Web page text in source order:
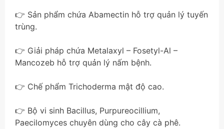
👉 Sản phẩm chứa Abamectin hỗ trợ quản lý tuyến
trùng.
👉 Giải pháp chứa Metalaxyl – Fosetyl-Al –
Mancozeb hỗ trợ quản lý nấm bệnh.
👉 Chế phẩm Trichoderma mật độ cao.
👉 Bộ vi sinh Bacillus, Purpureocillium,
Paecilomyces chuyên dùng cho cây cà phê.